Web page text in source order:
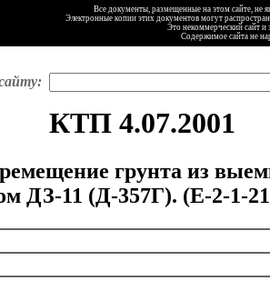
Все документы, размещенные на этом сайте, не
Электронные копии этих документов могут
Это некоммерческий сайт и
Содержимое сайта не
КТП 4.07.2001
грунта из
ДЗ-11 (Д-357Г). (Е-2-1-